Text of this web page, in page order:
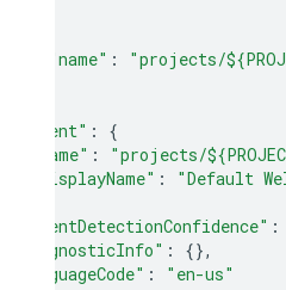
"name" :
"projects/
"intent" :
{
"name" : "projects/
"displayName" :
"Default
"intentDetectionConfidence" :
"diagnosticInfo" :
{},
"languageCode" :
"en-us"